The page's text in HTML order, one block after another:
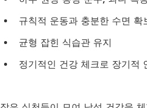
규칙적 운동과 충분한 수면 확
균형 잡힌 식습관 유지
정기적인 건강 체크로 장기적